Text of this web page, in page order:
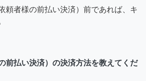
頼者様の前払い決済）前であれば、キ
前払い決済）の決済方法を教えてくだ